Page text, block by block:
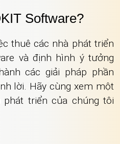
Software?
thuê các nhà phát triển
và định hình ý tưởng
các giải pháp phần
lời. Hãy cùng xem một
triển của chúng tôi